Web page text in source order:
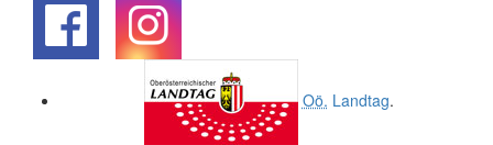
Oö. Landtag.